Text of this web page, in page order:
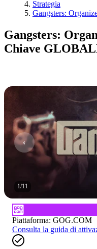
Strategia
Gangsters:
Gangsters:
Chiave
1/11
Piattaforma: GOG.COM
Consulta la guida di